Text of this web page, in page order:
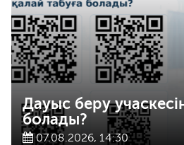
Дауыс беру
болады?
07.08.2026, 14:30